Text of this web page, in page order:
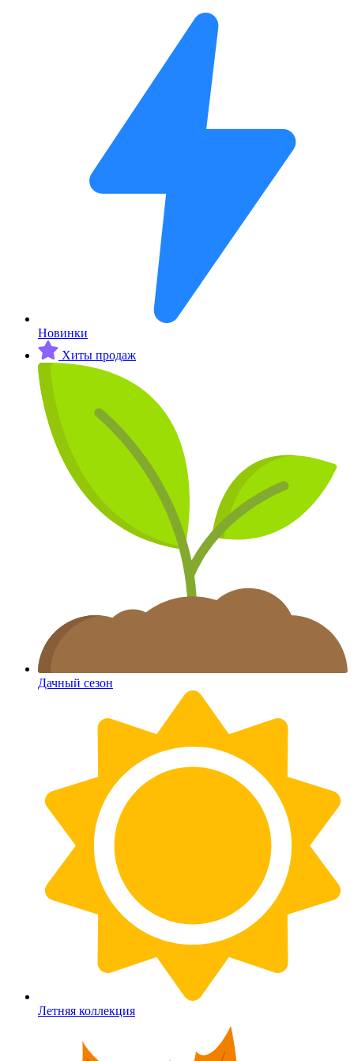
Новинки
Хиты продаж
Дачный сезон
Летняя коллекция